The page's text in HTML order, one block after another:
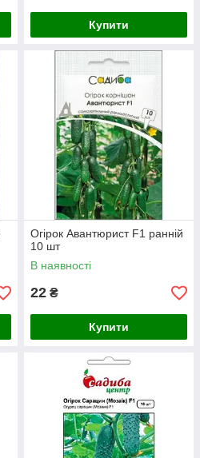
Купити
Огірок Авантюрист F1 ранній
10 шт
В наявності
22 ₴
Купити